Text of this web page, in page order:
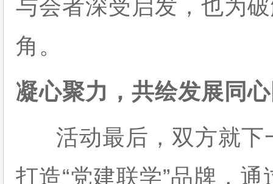
与会者深受启发，也为
角。
凝心聚力，共绘发展同
活动最后，双方就下
打造“党建联学”品牌，